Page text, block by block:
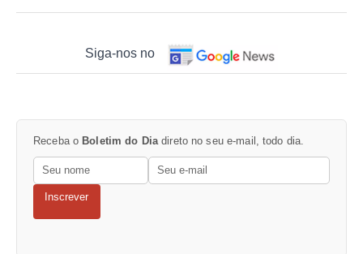
Siga-nos no
Receba o Boletim do Diadireto no seu e-mail, todo dia.
Inscrever